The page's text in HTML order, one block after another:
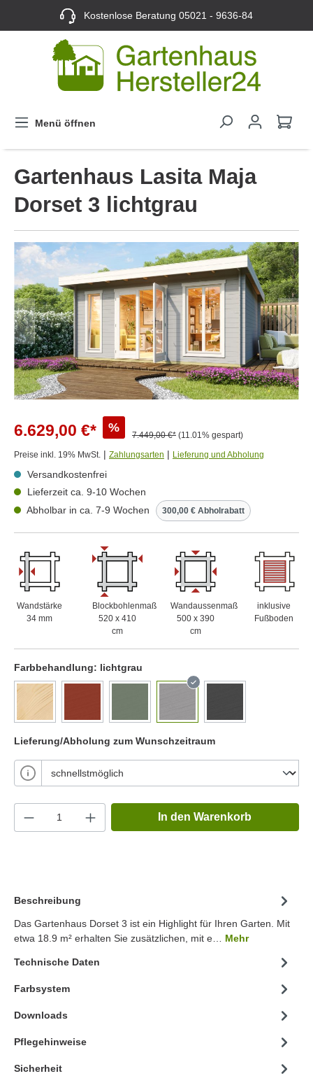
Kostenlose Beratung05021 - 9636-84
Menü öffnen
Gartenhaus Lasita Maja
Dorset 3 lichtgrau
6.629,00 €* %
7.449,00 €* (11.01% gespart)
Preise inkl. 19% MwSt. | Zahlungsarten | Lieferung und Abholung
Versandkostenfrei
Lieferzeit ca. 9-10 Wochen
Abholbar in ca. 7-9 Wochen
300,00 € Abholrabatt
Wandstärke
34 mm
Blockbohlenmaß
520 x 410
cm
Wandaussenmaß
500 x 390
cm
inklusive
Fußboden
Farbbehandlung: lichtgrau
Lieferung/Abholung zum Wunschzeitraum
In den Warenkorb
Beschreibung
Das Gartenhaus Dorset 3 ist ein Highlight für Ihren Garten. Mit
etwa 18.9 m² erhalten Sie zusätzlichen, mit e… Mehr
Technische Daten
Farbsystem
Downloads
Pflegehinweise
Sicherheit